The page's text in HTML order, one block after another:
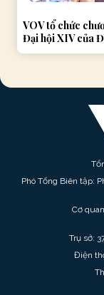
VOV tổ chức
Đại hội XIV của
Phó Tổng Biên tập:
Cơ
Trụ sở:
Điện